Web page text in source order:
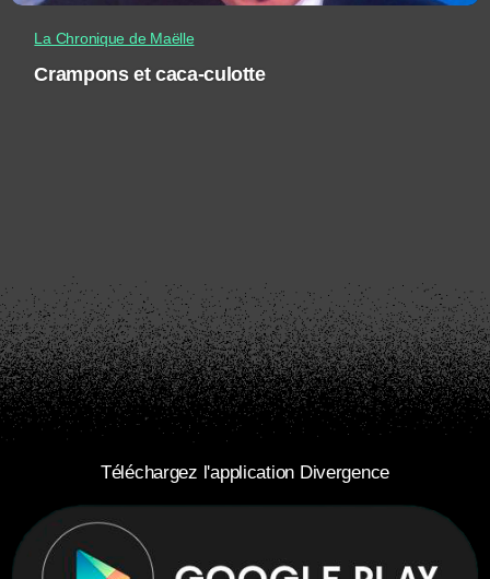
La Chronique de Maëlle
Crampons et caca-culotte
Téléchargez l'application Divergence